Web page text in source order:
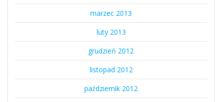
marzec 2013
luty 2013
grudzień 2012
listopad 2012
październik 2012